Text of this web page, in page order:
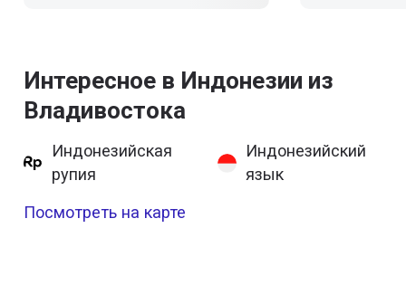
Интересное в Индонезии из
Владивостока
Индонезийская
рупия
Индонезийский
язык
Посмотреть на карте